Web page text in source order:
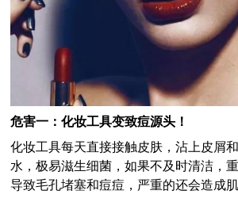
危害一：化妆工具变致痘源头！
化妆工具每天直接接触皮肤，沾上皮屑
水，极易滋生细菌，如果不及时清洁，
导致毛孔堵塞和痘痘，严重的还会造成肌